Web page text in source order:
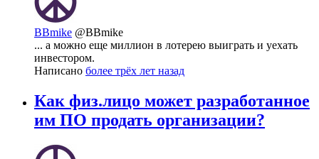
BBmike @BBmike
... а можно еще миллион в лотерею выиграть и уехать
инвестором.
Написано более трёх лет назад
Как физ.лицо может разработанное
им ПО продать организации?